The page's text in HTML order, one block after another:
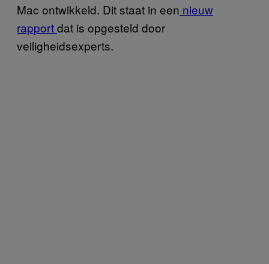
Mac ontwikkeld. Dit staat in een nieuw
rapportdat is opgesteld door
veiligheidsexperts.